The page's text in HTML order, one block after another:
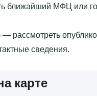
ближайший МФЦ или
рассмотреть
сведения.
карте